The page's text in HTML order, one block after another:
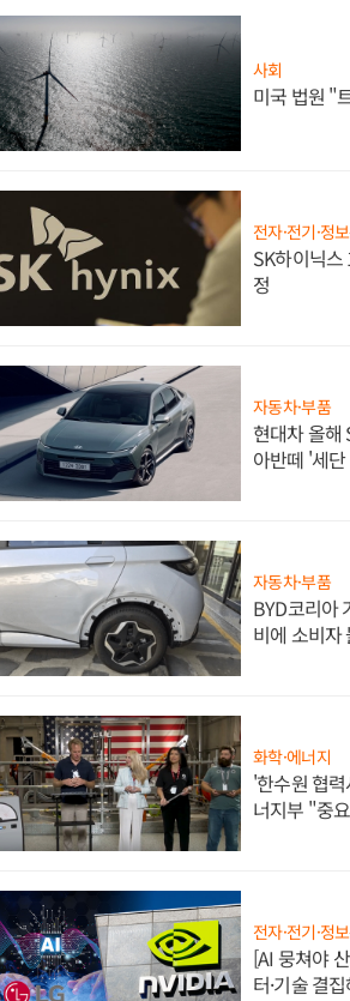
사회
미국 법원 "
전자·전기·정
SK하이닉스
정
자동차·부품
현대차 올해
아반떼 '세
자동차·부품
BYD코리아
비에 소비자
화학·에너지
'한수원 협
너지부 "중
전자·전기·정
[AI 뭉쳐야
터·기술 결